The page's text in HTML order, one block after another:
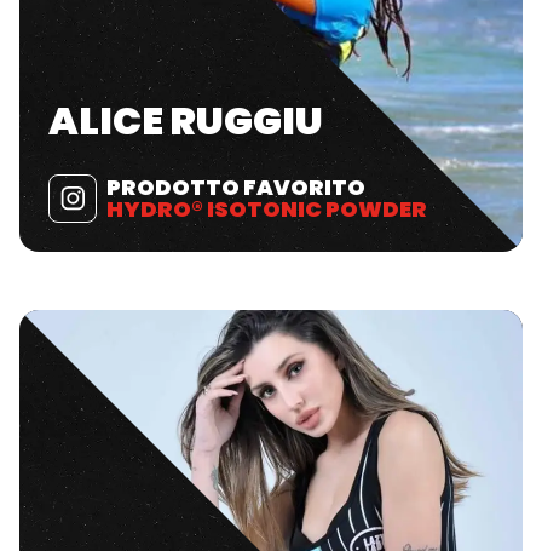
ALICE RUGGIU
PRODOTTO FAVORITO
HYDRO® ISOTONIC POWDER